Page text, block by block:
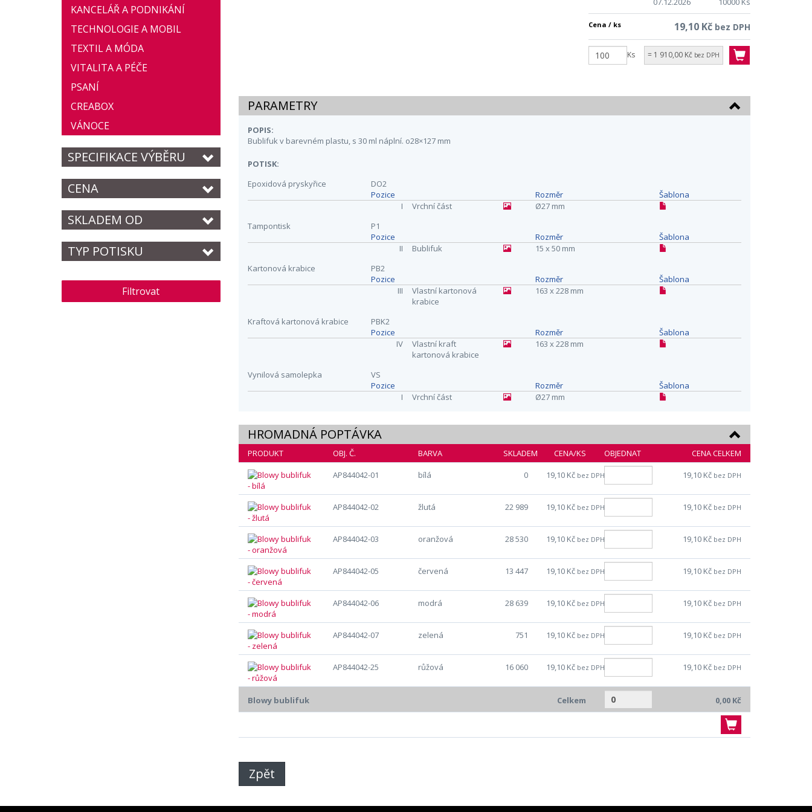
KANCELÁŘ A PODNIKÁNÍ
TECHNOLOGIE A MOBIL
TEXTIL A MÓDA
VITALITA A PÉČE
PSANÍ
CREABOX
VÁNOCE
SPECIFIKACE VÝBĚRU
CENA
SKLADEM OD
TYP POTISKU
Filtrovat
Cena / ks 19,10 Kč bez DPH
Ks = 1 910,00 Kč bez DPH
PARAMETRY
POPIS:
Bublifuk v barevném plastu, s 30 ml náplní. o28×127 mm
POTISK:
Epoxidová pryskyřice
DO2
Pozice
Rozměr
Šablona
I
Vrchní část
Ø27 mm
Tampontisk
P1
Pozice
Rozměr
Šablona
II
Bublifuk
15 x 50 mm
Kartonová krabice
PB2
Pozice
Rozměr
Šablona
III
Vlastní kartonová
krabice
163 x 228 mm
Kraftová kartonová krabice
PBK2
Pozice
Rozměr
Šablona
IV
Vlastní kraft
kartonová krabice
163 x 228 mm
Vynilová samolepka
VS
Pozice
Rozměr
Šablona
I
Vrchní část Ø27 mm
HROMADNÁ POPTÁVKA
PRODUKT OBJ. Č. BARVA SKLADEM CENA/KS OBJEDNAT
CENA CELKEM
AP844042-01
bílá 0 19,10 Kč bez DPH 19,10 Kč bez DPH
AP844042-02 žlutá 22 989 19,10 Kč bez DPH 19,10 Kč bez DPH
AP844042-03 oranžová 28 530 19,10 Kč bez DPH 19,10 Kč bez DPH
AP844042-05 červená 13 447 19,10 Kč bez DPH 19,10 Kč bez DPH
AP844042-06 modrá 28 639 19,10 Kč bez DPH 19,10 Kč bez DPH
AP844042-07 zelená 751 19,10 Kč bez DPH 19,10 Kč bez DPH
AP844042-25 růžová 16 060 19,10 Kč bez DPH 19,10 Kč bez DPH
Blowy bublifuk Celkem 0,00 Kč
Zpět